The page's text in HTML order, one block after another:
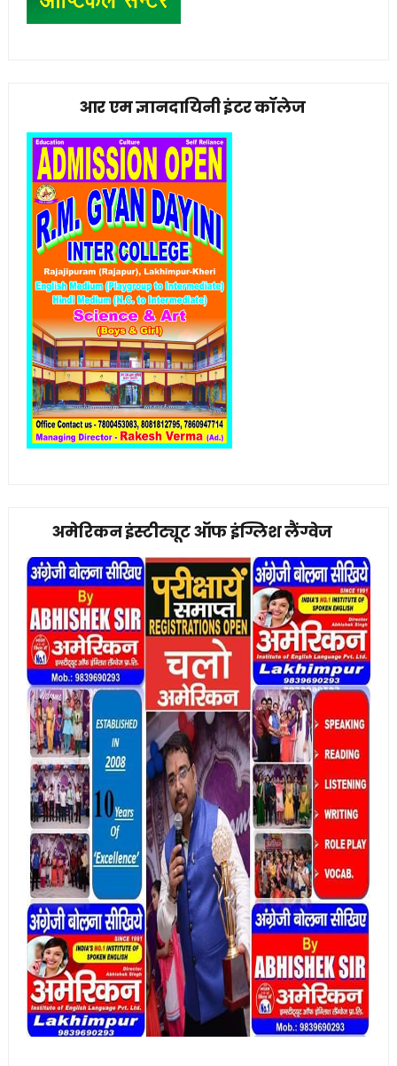
आर एम ज्ञानदायिनी इंटर कॉलेज
अमेरिकन इंस्टीट्यूट ऑफ इंग्लिश लैंग्वेज